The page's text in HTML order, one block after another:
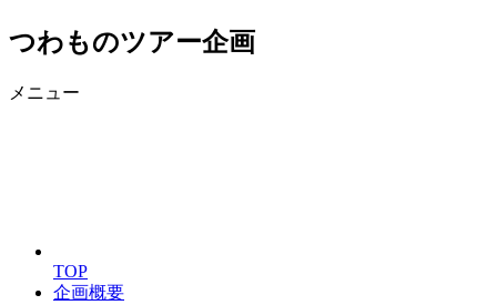
つわものツアー企画
メニュー
TOP
企画概要